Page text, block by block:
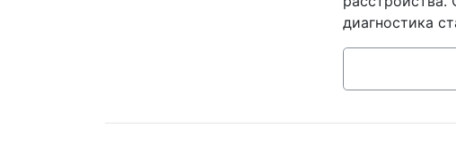
диагностика